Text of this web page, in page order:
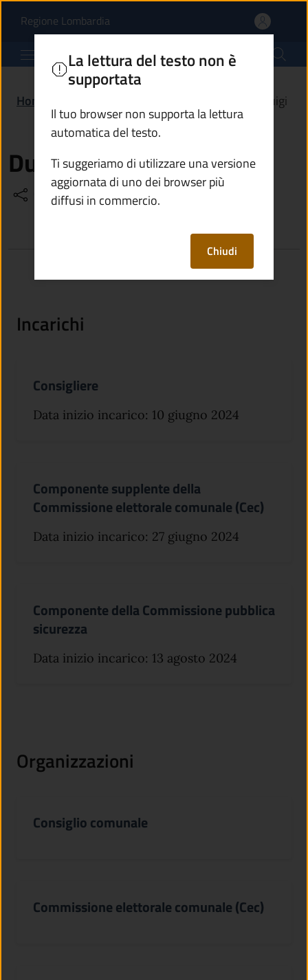
Ducoli Luigi | Comune
Regione Lombardia(apre in un'altra scheda).
Comune di Breno
Home Ducoli Luigi
Ducoli Luigi
Condividi Vedi azioni
La lettura del testo non è
supportata
Il tuo browser non supporta la lettura
automatica del testo.
Ti suggeriamo di utilizzare una versione
aggiornata di uno dei browser più
diffusi in commercio.
Chiudi
Incarichi
Consigliere
Data inizio incarico: 10 giugno 2024
Componente supplente della
Commissione elettorale comunale (Cec)
Data inizio incarico: 27 giugno 2024
Componente della Commissione pubblica
sicurezza
Data inizio incarico: 13 agosto 2024
Organizzazioni
Consiglio comunale
Commissione elettorale comunale (Cec)